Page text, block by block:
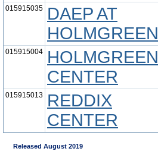
015915035
DAEP AT
HOLMGREEN
015915004
HOLMGREEN
CENTER
015915013
REDDIX
CENTER
Released August 2019